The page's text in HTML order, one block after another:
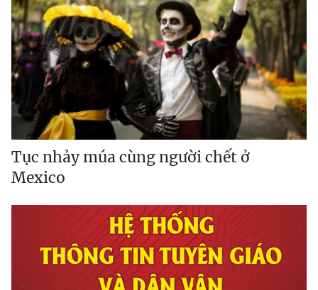
Tục nhảy múa cùng người chết ở
Mexico